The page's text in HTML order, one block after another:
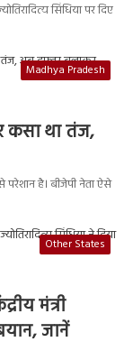
सिंधिया पर दिए
Madhya Pradesh
कसा था तंज,
है। बीजेपी नेता ऐसे
Other States
मंत्री
जानें